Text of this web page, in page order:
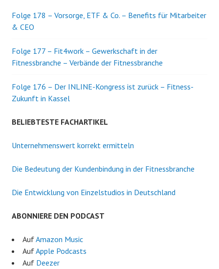
Folge 178 – Vorsorge, ETF & Co. – Benefits für Mitarbeiter
& CEO
Folge 177 – Fit4work – Gewerkschaft in der
Fitnessbranche – Verbände der Fitnessbranche
Folge 176 – Der INLINE-Kongress ist zurück – Fitness-
Zukunft in Kassel
BELIEBTESTE FACHARTIKEL
Unternehmenswert korrekt ermitteln
Die Bedeutung der Kundenbindung in der Fitnessbranche
Die Entwicklung von Einzelstudios in Deutschland
ABONNIERE DEN PODCAST
AufAmazon Music
AufApple Podcasts
Auf Deezer